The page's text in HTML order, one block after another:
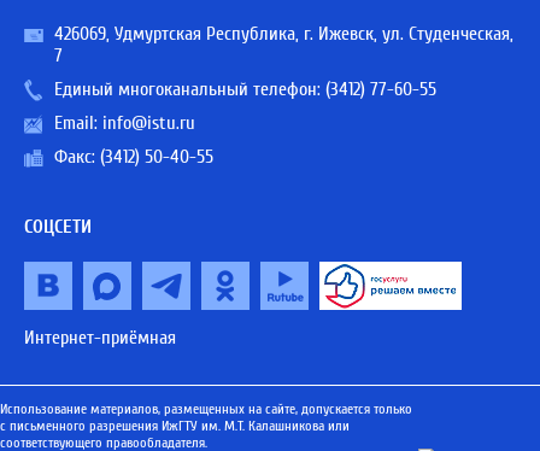
426069, Удмуртская Республика, г. Ижевск, ул. Студенческая,
7
Единый многоканальный телефон: (3412) 77-60-55
Email: info@istu.ru
Факс: (3412) 50-40-55
СОЦСЕТИ
Интернет-приёмная
Использование материалов, размещенных на сайте, допускается только
с письменного разрешения ИжГТУ им. М.Т. Калашникова или
соответствующего правообладателя.